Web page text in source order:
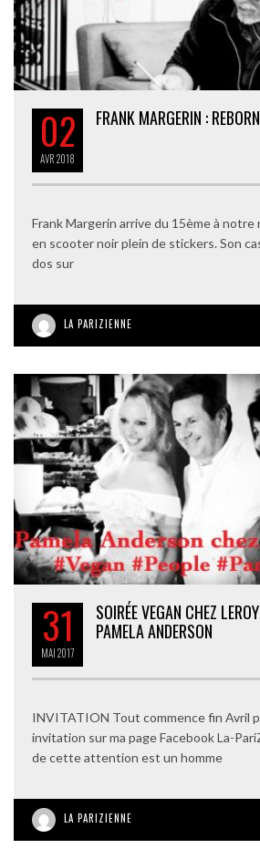
02
AVR2018
FRANK MARGERIN :
Frank Margerin arrive du 15ème à notre
en scooter noir plein de stickers. Son
dos sur
LA PARIZIENNE
31
MAI2017
SOIRÉE VEGAN CHEZ
PAMELA ANDERSON
INVITATION Tout commence fin Avril
invitation sur ma page Facebook La-
de cette attention est un homme
LA PARIZIENNE